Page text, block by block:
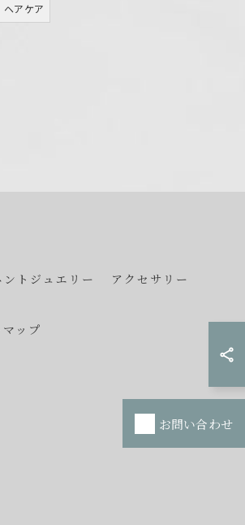
ヘアケア
お問い合わせ
トジュエリー アクセサリー
ップ